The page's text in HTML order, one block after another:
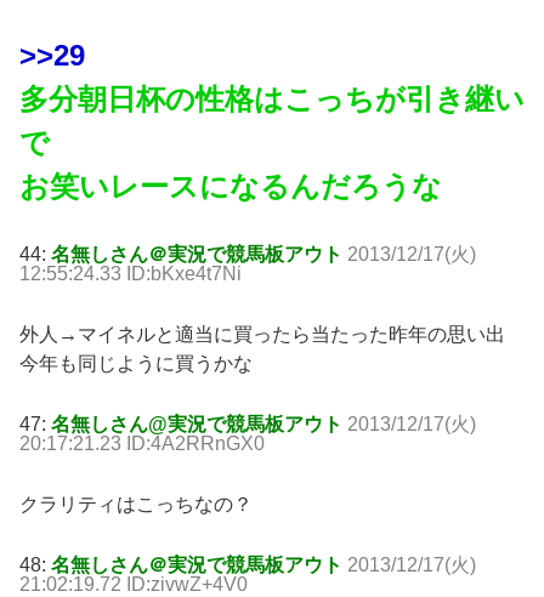
>>29
多分朝日杯の性格はこっちが引き継い
で
お笑いレースになるんだろうな
44: 名無しさん＠実況で競馬板アウト 2013/12/17(火)
12:55:24.33 ID:bKxe4t7Ni
外人→マイネルと適当に買ったら当たった昨年の思い出
今年も同じように買うかな
47: 名無しさん@実況で競馬板アウト 2013/12/17(火)
20:17:21.23 ID:4A2RRnGX0
クラリティはこっちなの？
48: 名無しさん＠実況で競馬板アウト 2013/12/17(火)
21:02:19.72 ID:zivwZ+4V0